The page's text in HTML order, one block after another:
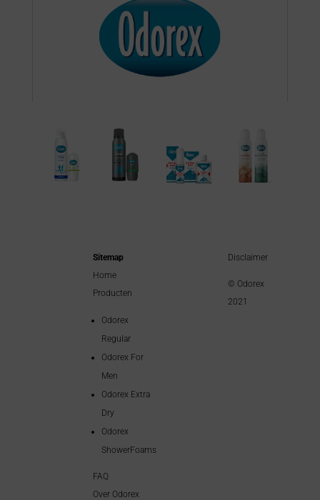
Sitemap
Home
Producten
Odorex
Regular
Odorex For
Men
Odorex Extra
Dry
Odorex
ShowerFoams
FAQ
Over Odorex
Disclaimer
© Odorex
2021